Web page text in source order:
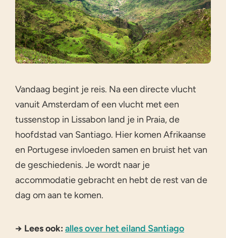
Vandaag begint je reis. Na een directe vlucht
vanuit Amsterdam of een vlucht met een
tussenstop in Lissabon land je in Praia, de
hoofdstad van Santiago. Hier komen Afrikaanse
en Portugese invloeden samen en bruist het van
de geschiedenis. Je wordt naar je
accommodatie gebracht en hebt de rest van de
dag om aan te komen.
→ Lees ook: alles over het eiland Santiago